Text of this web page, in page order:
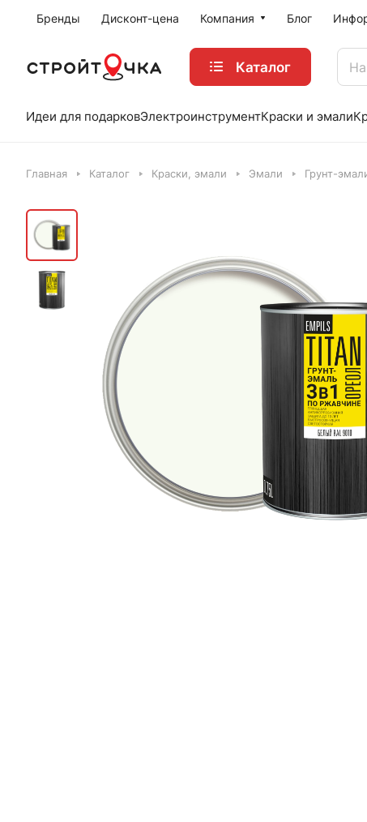
Бренды Дисконт-цена Компания Блог
Каталог
Идеи для подарковЭлектроинструментКраски и эмали
Главная Каталог Краски, эмали Эмали Грунт-